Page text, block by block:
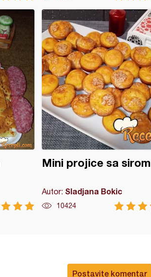
Mini projice sa sirom
Autor: Sladjana Bokic
10424
Postavite komentar